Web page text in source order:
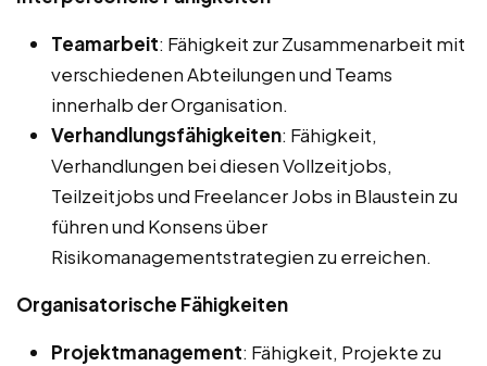
Teamarbeit: Fähigkeit zur Zusammenarbeit mit
verschiedenen Abteilungen und Teams
innerhalb der Organisation.
Verhandlungsfähigkeiten: Fähigkeit,
Verhandlungen bei diesen Vollzeitjobs,
Teilzeitjobs und Freelancer Jobs in Blaustein zu
führen und Konsens über
Risikomanagementstrategien zu erreichen.
Organisatorische Fähigkeiten
Projektmanagement: Fähigkeit, Projekte zu